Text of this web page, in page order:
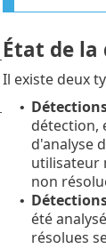
État de
Il existe deux
•
détection,
d'analyse
utilisateur
non
•
été
résolues